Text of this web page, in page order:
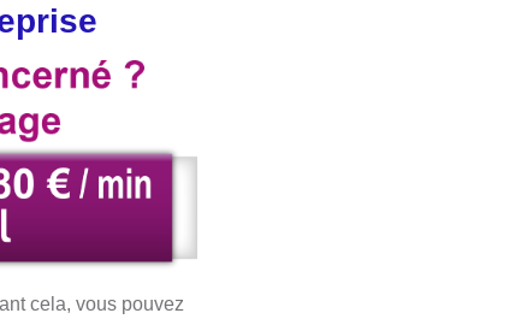
cela, vous pouvez